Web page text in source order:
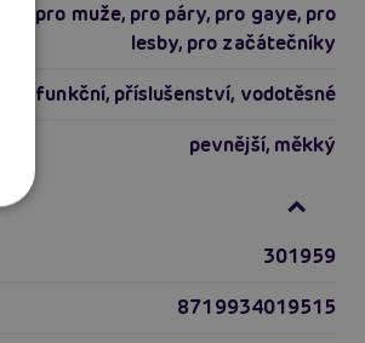
pro muže, pro páry, pro gaye, pro
lesby, pro začátečníky
multifunkční, příslušenství, vodotěsné
pevnější, měkký
301959
8719934019515